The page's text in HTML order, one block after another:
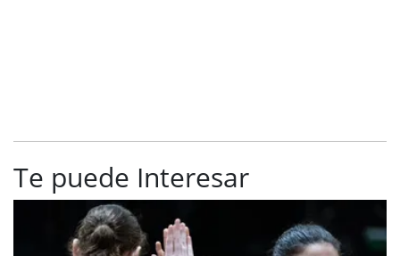
Te puede Interesar